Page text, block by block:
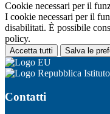
Cookie necessari per il
I cookie necessari per il
disabilitati. È possibile
policy.
Accetta tutti Salva le
Contatti